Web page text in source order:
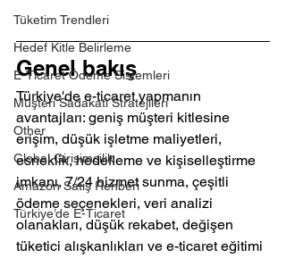
Tüketim Trendleri
Hedef Kitle Belirleme
E-Ticaret Ödeme Sistemleri
Müşteri Sadakati Stratejileri
Other
Global Girişimcilik
Amazon Satış Rehberi
Türkiye’de E-Ticaret
Genel bakış
Türkiye'de e-ticaret yapmanın
avantajları: geniş müşteri kitlesine
erişim, düşük işletme maliyetleri,
esneklik, hedefleme ve kişiselleştirme
imkanı, 7/24 hizmet sunma, çeşitli
ödeme seçenekleri, veri analizi
olanakları, düşük rekabet, değişen
tüketici alışkanlıkları ve e-ticaret eğitimi